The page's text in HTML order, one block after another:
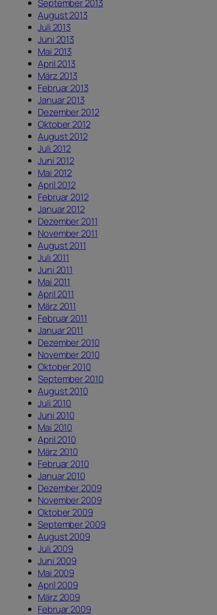
September 2013
August 2013
Juli 2013
Juni 2013
Mai 2013
April 2013
März 2013
Februar 2013
Januar 2013
Dezember 2012
Oktober 2012
August 2012
Juli 2012
Juni 2012
Mai 2012
April 2012
Februar 2012
Januar 2012
Dezember 2011
November 2011
August 2011
Juli 2011
Juni 2011
Mai 2011
April 2011
März 2011
Februar 2011
Januar 2011
Dezember 2010
November 2010
Oktober 2010
September 2010
August 2010
Juli 2010
Juni 2010
Mai 2010
April 2010
März 2010
Februar 2010
Januar 2010
Dezember 2009
November 2009
Oktober 2009
September 2009
August 2009
Juli 2009
Juni 2009
Mai 2009
April 2009
März 2009
Februar 2009